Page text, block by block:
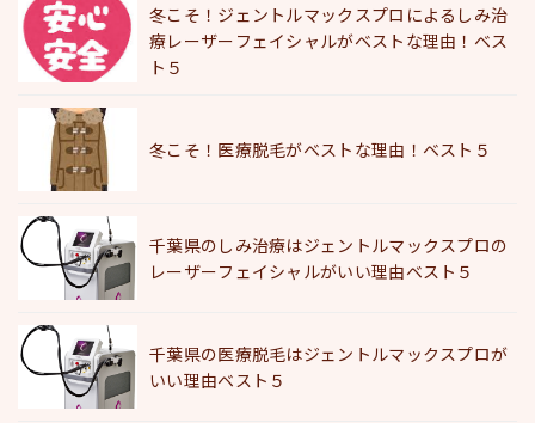
冬こそ！ジェントルマックスプロによるしみ治
療レーザーフェイシャルがベストな理由！ベス
ト５
冬こそ！医療脱毛がベストな理由！ベスト５
千葉県のしみ治療はジェントルマックスプロの
レーザーフェイシャルがいい理由ベスト５
千葉県の医療脱毛はジェントルマックスプロが
いい理由ベスト５